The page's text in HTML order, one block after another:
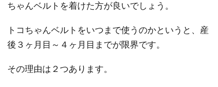
ちゃんベルトを着けた方が良いでしょう。
トコちゃんベルトをいつまで使うのかというと、産
後３ヶ月目～４ヶ月目までが限界です。
その理由は２つあります。